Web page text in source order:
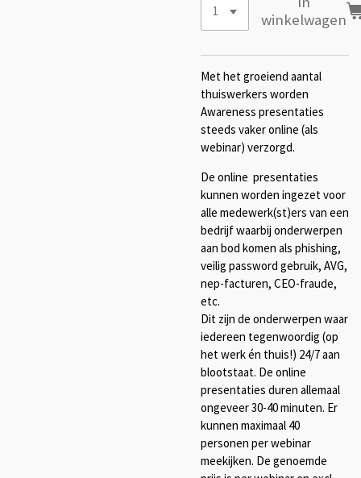
winkelwagen
Met het groeiend aantal
thuiswerkers worden
Awareness presentaties
steeds vaker online (als
webinar) verzorgd.
De online presentaties
kunnen worden ingezet voor
alle medewerk(st)ers van een
bedrijf waarbij onderwerpen
aan bod komen als phishing,
veilig password gebruik, AVG,
nep-facturen, CEO-fraude,
etc.
Dit zijn de onderwerpen waar
iedereen tegenwoordig (op
het werk én thuis!) 24/7 aan
blootstaat. De online
presentaties duren allemaal
ongeveer 30-40 minuten. Er
kunnen maximaal 40
personen per webinar
meekijken. De genoemde